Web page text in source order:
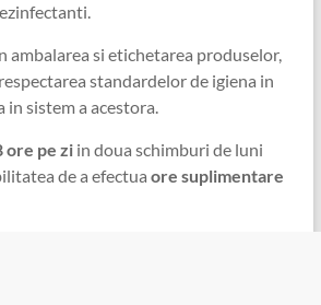
ambalarea si etichetarea produselor,
standardelor de igiena in
in sistem a acestora.
ore pe zi in doua schimburi de luni
de a efectua ore suplimentare